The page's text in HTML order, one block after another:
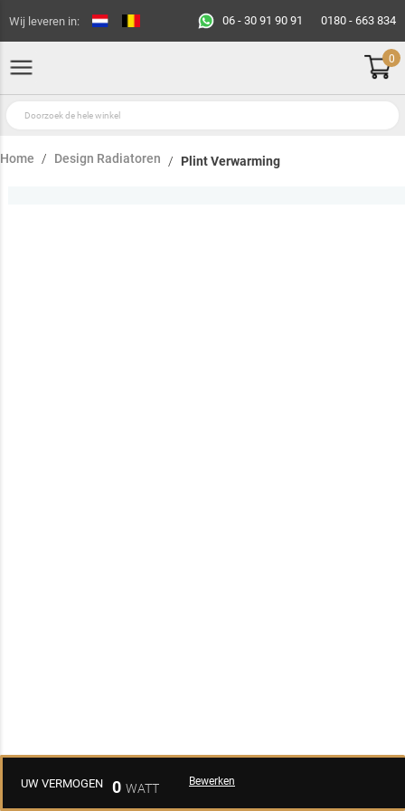
Wij leveren in: 06 - 30 91 90 91 0180 - 663 834
0
Home Design Radiatoren Plint Verwarming
UW VERMOGEN 0 Bewerken